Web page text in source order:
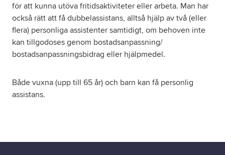
för att kunna utöva fritidsaktiviteter eller arbeta. Man har
också rätt att få dubbelassistans, alltså hjälp av två (eller
flera) personliga assistenter samtidigt, om behoven inte
kan tillgodoses genom bostadsanpassning/
bostadsanpassningsbidrag eller hjälpmedel.
Både vuxna (upp till 65 år) och barn kan få personlig
assistans.